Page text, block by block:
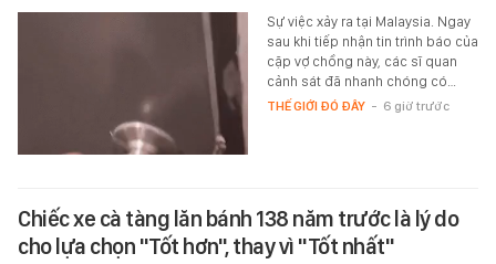
Sự việc xảy ra tại Malaysia. Ngay
sau khi tiếp nhận tin trình báo của
cặp vợ chồng này, các sĩ quan
cảnh sát đã nhanh chóng có…
THẾ GIỚI ĐÓ ĐÂY - 6 giờ trước
Chiếc xe cà tàng lăn bánh 138 năm trước là lý do
cho lựa chọn "Tốt hơn", thay vì "Tốt nhất"